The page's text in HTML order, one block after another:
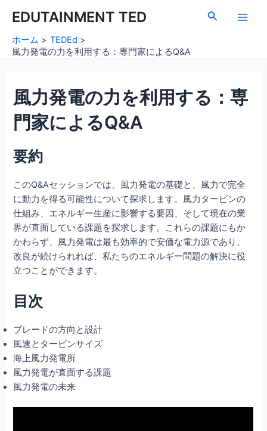
EDUTAINMENT TED
検
Main
ホーム
TEDEd
風力発電の力を利用する：専門家によるQ&A
風力発電の力を利用する：専
門家によるQ&A
要約
このQ&Aセッションでは、風力発電の基礎と、風力で完全
に動力を得る可能性について探求します。風力タービンの
仕組み、エネルギー生産に影響する要因、そして現在の業
界が直面している課題を探求します。これらの課題にもか
かわらず、風力発電は最も効率的で安価な電力源であり、
改良が続けられれば、私たちのエネルギー問題の解決に役
立つことができます。
目次
ブレードの方向と設計
風速とタービンサイズ
海上風力発電所
風力発電が直面する課題
風力発電の未来
navigation